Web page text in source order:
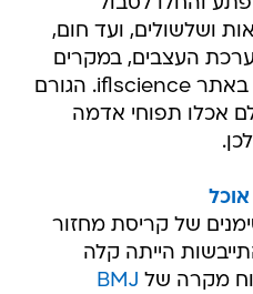
ושלשולים, ועד חום,
העצבים, במקרים
החמורים ביותר, כך מדווח באתר iflscience. הגורם
אכלו תפוחי אדמה
של קריסת מחזור
הייתה קלה
מקרה של BMJ